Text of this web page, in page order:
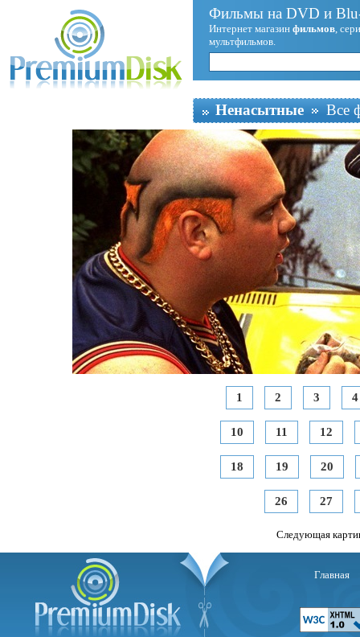
Фильмы на DVD и
Интернет магазин фильмов,
мультфильмов.
Ненасытные Все
1 2 3 4
10 11 12
18 19 20
26 27
Следующая
Главная